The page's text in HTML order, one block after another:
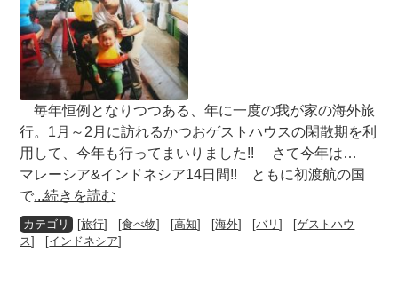
毎年恒例となりつつある、年に一度の我が家の海外旅
行。1月～2月に訪れるかつおゲストハウスの閑散期を利
用して、今年も行ってまいりました!! さて今年は…
マレーシア&インドネシア14日間!! ともに初渡航の国
で...続きを読む
[旅行] [食べ物] [高知] [海外] [バリ] [ゲストハウ
ス] [インドネシア]